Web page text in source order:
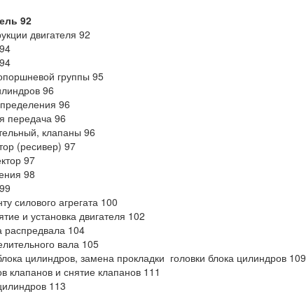
92
двигателя 92
группы 95
96
96
передача 96
клапаны 96
(ресивер) 97
97
98
силового агрегата 100
и установка двигателя 102
распредвала 104
вала 105
цилиндров, замена прокладки головки блока цилиндров 109
клапанов и снятие клапанов 111
113